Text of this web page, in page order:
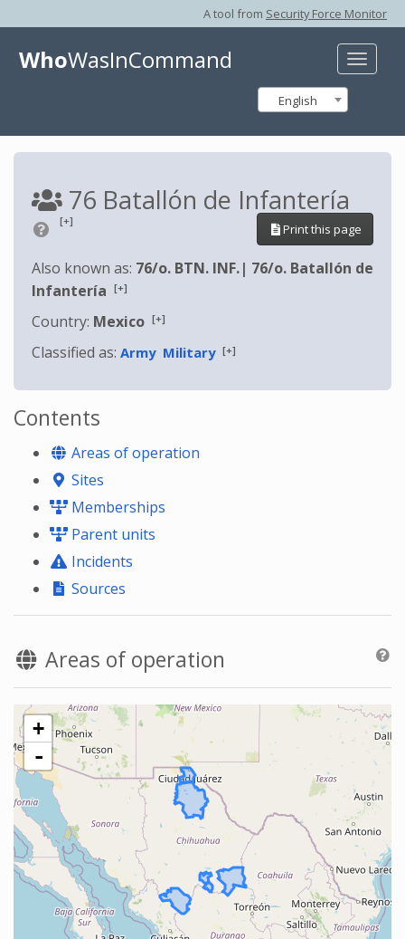
A tool from Security Force Monitor
Toggle
WhoWasInCommand
English
76 Batallón de Infantería
[+]
Print this page
Also known as: 76/o. BTN. INF.| 76/o. Batallón de
Infantería [+]
Country: Mexico [+]
Classified as: Army Military [+]
Contents
Areas of operation
Sites
Memberships
Parent units
Incidents
Sources
Areas of operation
+
-